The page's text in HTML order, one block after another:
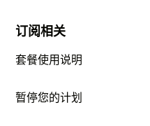
订阅相关
套餐使用说明
暂停您的计划